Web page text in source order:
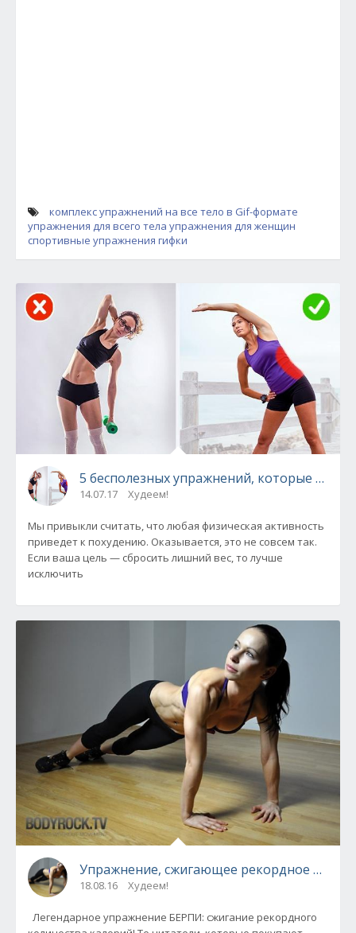
комплекс упражнений на все тело в Gif-формате
упражнения для всего тела упражнения для женщин
спортивные упражнения гифки
5 бесполезных упражнений, которые не
14.07.17 Худеем!
Мы привыкли считать, что любая физическая активность
приведет к похудению. Оказывается, это не совсем так.
Если ваша цель — сбросить лишний вес, то лучше
исключить
Упражнение, сжигающее рекордное
18.08.16 Худеем!
Легендарное упражнение БЕРПИ: сжигание рекордного